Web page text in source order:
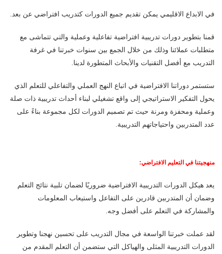
في الابداع الاقليمي يمكن تقديم جميع الدورات كتدريب افتراضي عن بعد.
قمنا بتطوير دورات تدريبية افتراضية تفاعلية وعملية والتي تتماشى مع
متطلبات عملائنا وذلك من خلال الجمع بين سنوات خبرتنا في غرفة
التدريب مع أفضل التقنيات والأبحاث المتطورة لدينا.
ستستمر دوراتنا الافتراضية في اتباع النهج العملي والتفاعلي للتعلم الذي
يحول التفكير الاستراتيجي إلى واقع تشغيلي لبناء أحداث تدريبية ذات صلة
وعملية ومحفزة ومرنة حيث تم تصميم الدورات لكل مجموعة بناءً على
عدد المتدربين واحتياجاتهم التدريبية.
منهجيتنا في التعليم الافتراضي:
يعد هيكل الدورات التدريبية الافتراضية ضروريًا لضمان تلبية نتائج التعلم
وضمان أن المتدربين قادرين على التفاعل واستيعاب المعلومات
والمشاركة في التعلم على أفضل وجه.
لقد عملت خبرتنا الواسعة في مجال التدريب على تحسين نهجنا وتطوير
الدورات التدريبية المثلى والهياكل التي ستضمن أن التعلم المقدم من